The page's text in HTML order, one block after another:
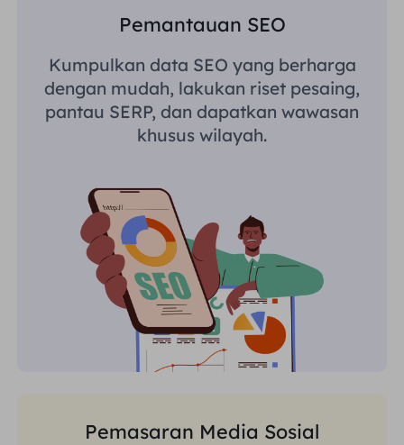
Pemantauan SEO
Kumpulkan data SEO yang berharga
dengan mudah, lakukan riset pesaing,
pantau SERP, dan dapatkan wawasan
khusus wilayah.
Pemasaran Media Sosial